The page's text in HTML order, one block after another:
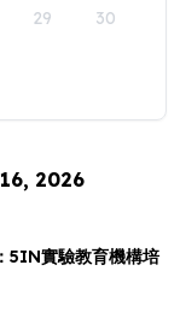
29 30
2026
5IN實驗教育機構培